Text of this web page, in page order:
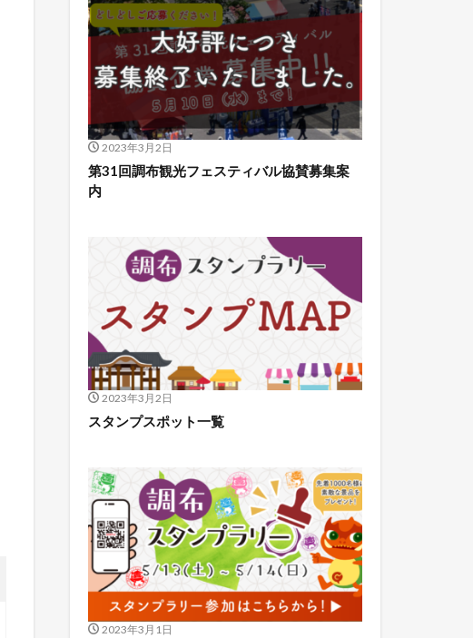
2023年3月2日
第31回調布観光フェスティバル協賛募集案
内
2023年3月2日
スタンプスポット一覧
2023年3月1日